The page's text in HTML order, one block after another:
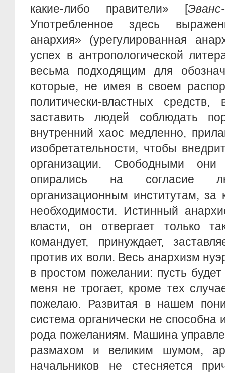
какие-либо правители» [
Употребленное здесь
анархия» (урегулированная
успех в антропологической
весьма подходящим для
которые, не имея в своем
политически-властных средств,
заставить людей соблюдать
внутренний хаос медленно,
изобретательности, чтобы
организации. Свободными
опирались на согласие
организационным институтам, за
необходимости. Истинный
власти, он отвергает только
командует, принуждает,
против их воли. Весь анархизм
в простом пожелании: пусть
меня не трогает, кроме тех
пожелаю. Развитая в нашем
система органически не способна
рода пожеланиям. Машина
размахом и великим шумом,
начальников не стесняется